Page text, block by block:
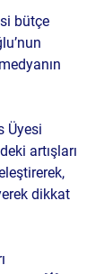
bütçe
Üyesi
artışları
dikkat